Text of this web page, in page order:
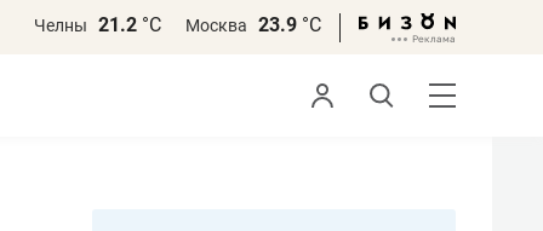
Челны 21.2 °С Москва 23.9 °С